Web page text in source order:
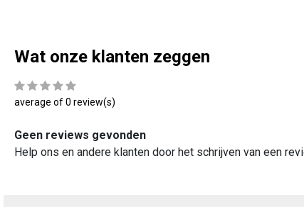
Wat onze klanten zeggen
average of 0 review(s)
Geen reviews gevonden
Help ons en andere klanten door het schrijven van een